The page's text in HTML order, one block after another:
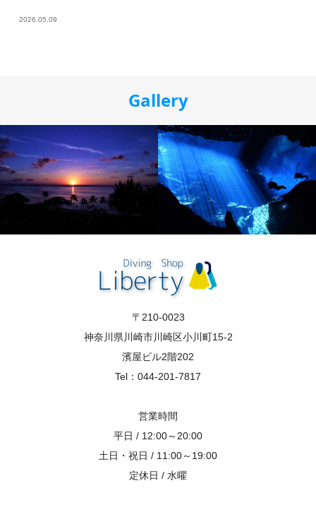
2026.05.09
Gallery
〒210-0023
神奈川県川崎市川崎区小川町15-2
濱屋ビル2階202
Tel：044-201-7817
営業時間
平日 / 12:00～20:00
土日・祝日 / 11:00～19:00
定休日 / 水曜